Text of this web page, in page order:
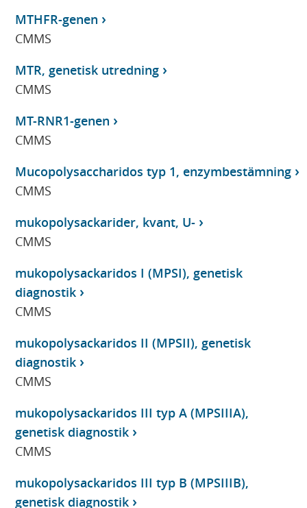
MTHFR-genen
CMMS
MTR, genetisk utredning
CMMS
MT-RNR1-genen
CMMS
Mucopolysaccharidos typ 1, enzymbestämning
CMMS
mukopolysackarider, kvant, U-
CMMS
mukopolysackaridos I (MPSI), genetisk
diagnostik
CMMS
mukopolysackaridos II (MPSII), genetisk
diagnostik
CMMS
mukopolysackaridos III typ A (MPSIIIA),
genetisk diagnostik
CMMS
mukopolysackaridos III typ B (MPSIIIB),
genetisk diagnostik